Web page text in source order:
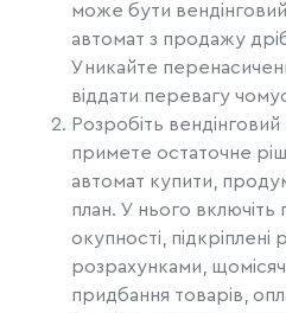
може бути
автомат з продажу
Уникайте
віддати перевагу
Розробіть
примете остаточне
автомат купити,
план. У нього включіть
окупності, підкріплені
розрахунками,
придбання товарів,